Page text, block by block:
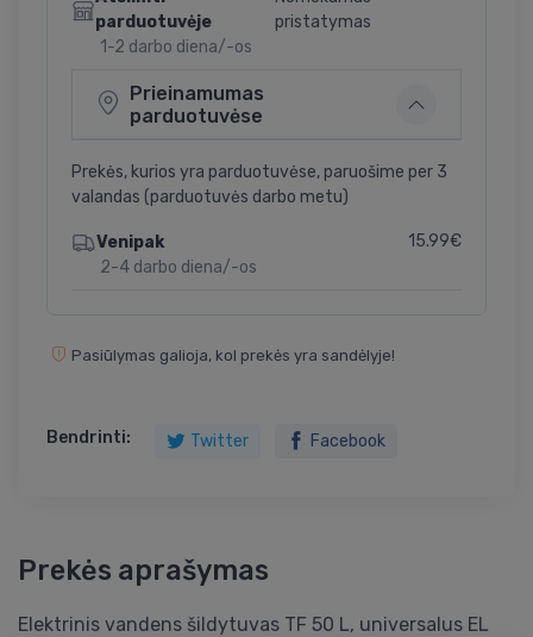
parduotuvėje
1-2 darbo diena/-os
pristatymas
Prieinamumas
parduotuvėse
Prekės, kurios yra parduotuvėse, paruošime per 3
valandas (parduotuvės darbo metu)
Venipak
2-4 darbo diena/-os
15.99€
Pasiūlymas galioja, kol prekės yra sandėlyje!
Bendrinti: Twitter Facebook
Prekės aprašymas
Elektrinis vandens šildytuvas TF 50 L, universalus EL